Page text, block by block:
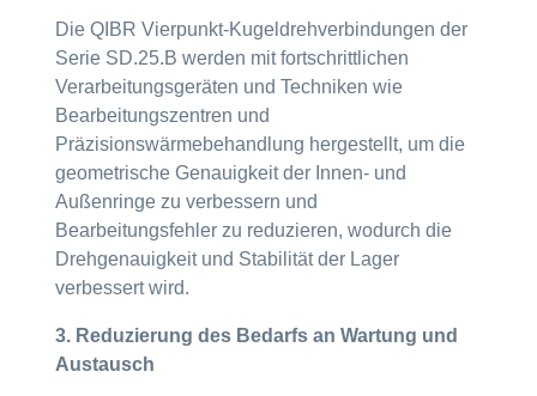
Die QIBR Vierpunkt-Kugeldrehverbindungen der
Serie SD.25.B werden mit fortschrittlichen
Verarbeitungsgeräten und Techniken wie
Bearbeitungszentren und
Präzisionswärmebehandlung hergestellt, um die
geometrische Genauigkeit der Innen- und
Außenringe zu verbessern und
Bearbeitungsfehler zu reduzieren, wodurch die
Drehgenauigkeit und Stabilität der Lager
verbessert wird.
3. Reduzierung des Bedarfs an Wartung und
Austausch